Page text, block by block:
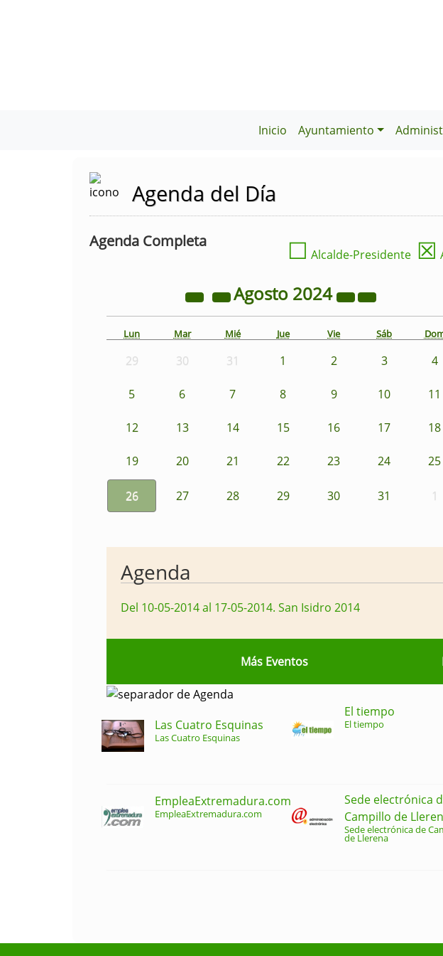
Inicio Ayuntamiento
Agenda del Día
Agenda Completa ☐ Alcalde-Presidente ☒
Agosto 2024
Lun Mar Mié Jue Vie Sáb
29 30 31 1 2 3 4
5 6 7 8 9 10 11
12 13 14 15 16 17 18
19 20 21 22 23 24 25
26 27 28 29 30 31 1
Agenda
Del 10-05-2014 al 17-05-2014. San Isidro 2014
Más Eventos
Las Cuatro Esquinas
Las Cuatro Esquinas
El tiempo
El tiempo
EmpleaExtremadura.com
EmpleaExtremadura.com
Sede electrónica
Campillo de
Sede electrónica de
de Llerena